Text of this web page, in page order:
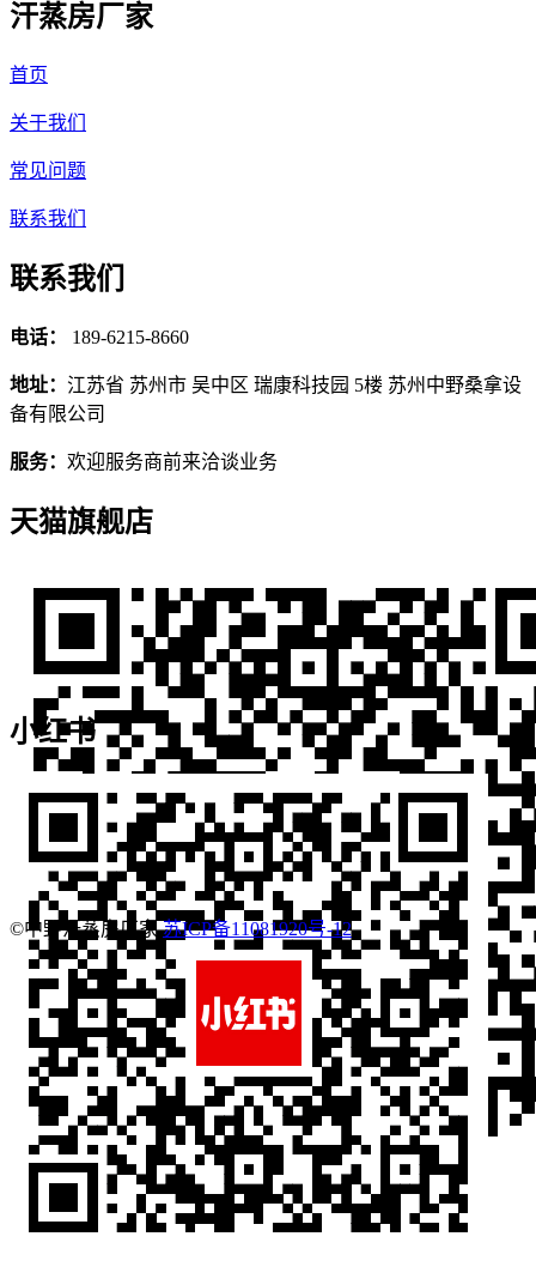
汗蒸房厂家
首页
关于我们
常见问题
联系我们
联系我们
电话： 189-6215-8660
地址： 江苏省 苏州市 吴中区 瑞康科技园 5楼 苏州中野桑拿设
备有限公司
服务： 欢迎服务商前来洽谈业务
天猫旗舰店
小红书
©中野汗蒸房厂家苏ICP备11081920号-12